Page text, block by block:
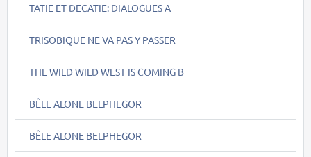
TATIE ET DECATIE: DIALOGUES A
TRISOBIQUE NE VA PAS Y PASSER
THE WILD WILD WEST IS COMING B
BÊLE ALONE BELPHEGOR
BÊLE ALONE BELPHEGOR